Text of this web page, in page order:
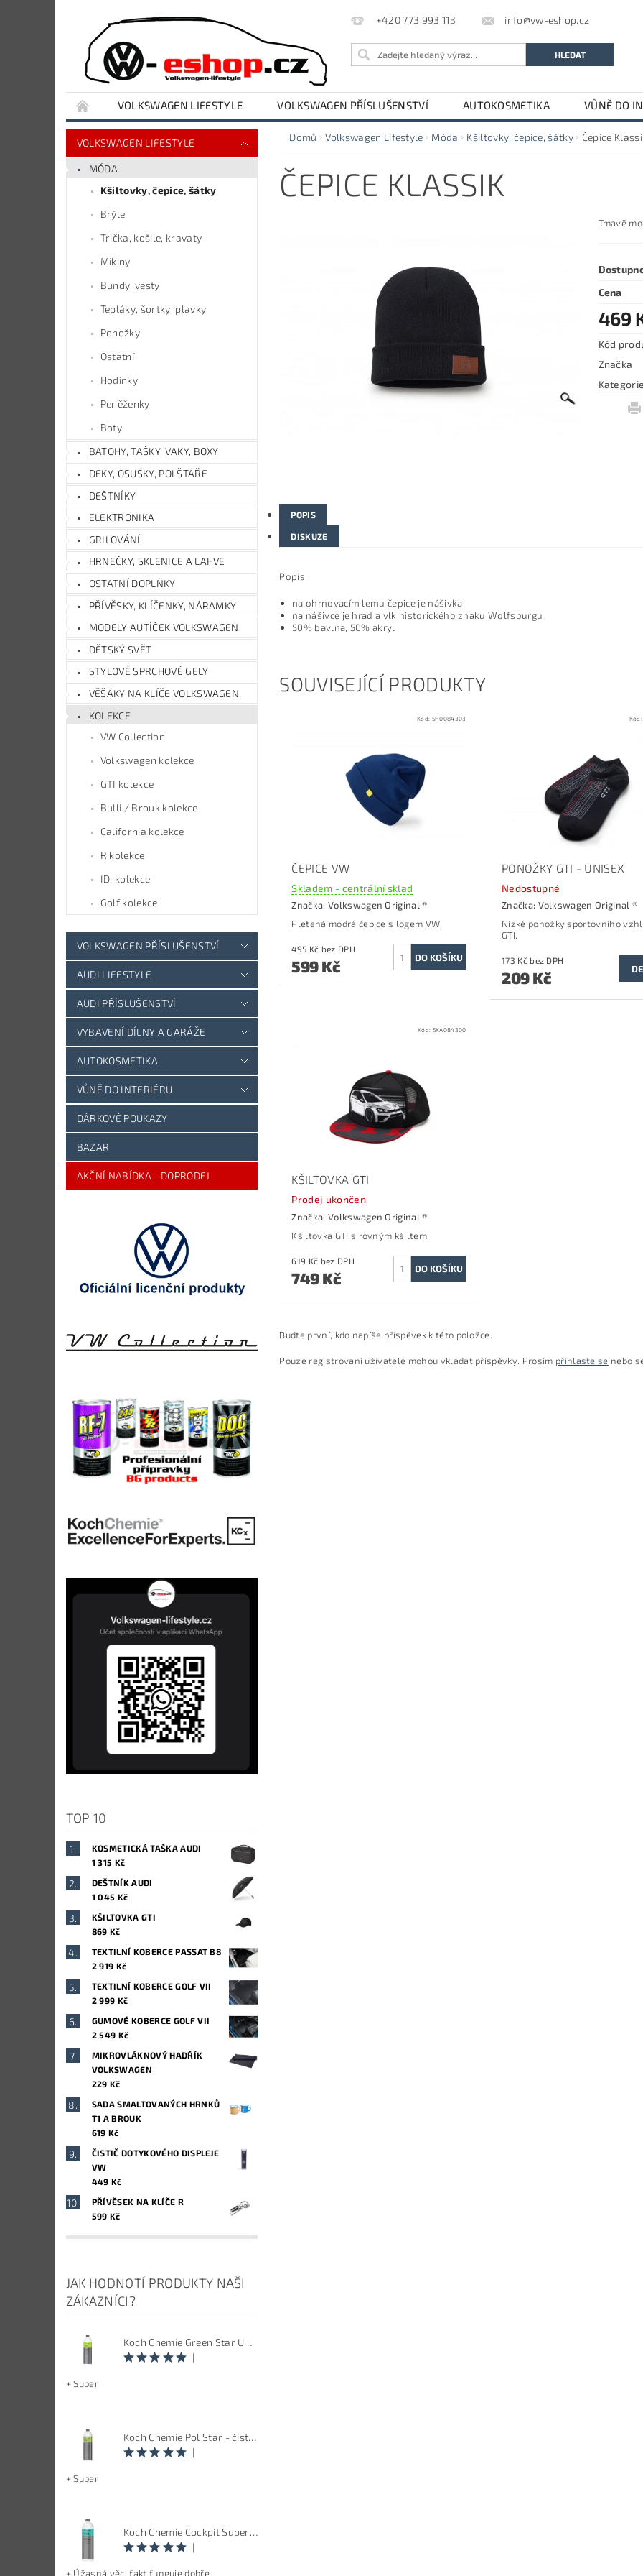
+420 773 993 113 info@vw-eshop.cz
VOLKSWAGEN LIFESTYLE VOLKSWAGEN PŘÍSLUŠENSTVÍ AUTOKOSMETIKA
VŮNĚ DO
VYBAVENÍ DÍLNY A GARÁŽE
AUDI LIFESTYLE AUDI PŘÍSLUŠENSTVÍ
VOLKSWAGEN LIFESTYLE
MÓDA
Kšiltovky, čepice, šátky
Brýle
Trička, košile, kravaty
Mikiny
Bundy, vesty
Tepláky, šortky, plavky
Ponožky
Ostatní
Hodinky
Peněženky
Boty
BATOHY, TAŠKY, VAKY, BOXY
DEKY, OSUŠKY, POLŠTÁŘE
DEŠTNÍKY
ELEKTRONIKA
GRILOVÁNÍ
HRNEČKY, SKLENICE A LAHVE
OSTATNÍ DOPLŇKY
PŘÍVĚSKY, KLÍČENKY, NÁRAMKY
MODELY AUTÍČEK VOLKSWAGEN
DĚTSKÝ SVĚT
STYLOVÉ SPRCHOVÉ GELY
VĚŠÁKY NA KLÍČE VOLKSWAGEN
KOLEKCE
VW Collection
Volkswagen kolekce
GTI kolekce
Bulli / Brouk kolekce
California kolekce
R kolekce
ID. kolekce
Golf kolekce
VOLKSWAGEN PŘÍSLUŠENSTVÍ
AUDI LIFESTYLE
AUDI PŘÍSLUŠENSTVÍ
VYBAVENÍ DÍLNY A GARÁŽE
AUTOKOSMETIKA
VŮNĚ DO INTERIÉRU
DÁRKOVÉ POUKAZY
BAZAR
AKČNÍ NABÍDKA - DOPRODEJ
TOP 10
KOSMETICKÁ TAŠKA AUDI
1 315 Kč
DEŠTNÍK AUDI
1 045 Kč
KŠILTOVKA GTI
869 Kč
TEXTILNÍ KOBERCE PASSAT B8
2 919 Kč
TEXTILNÍ KOBERCE GOLF VII
2 999 Kč
GUMOVÉ KOBERCE GOLF VII
2 549 Kč
MIKROVLÁKNOVÝ HADŘÍK
VOLKSWAGEN
229 Kč
SADA SMALTOVANÝCH HRNKŮ
T1 A BROUK
619 Kč
ČISTIČ DOTYKOVÉHO DISPLEJE
VW
449 Kč
PŘÍVĚSEK NA KLÍČE R
599 Kč
JAK HODNOTÍ PRODUKTY NAŠI
ZÁKAZNÍCI?
Koch Chemie Green Star Univerzal - Univerzální čistič
|
+ Super
Koch Chemie Pol Star - čistič kůže, textilu a alcantary, objem 1 L
|
+ Super
Koch Chemie Cockpit Super Pflege - ošetření vnitřních plastů, objem: 1 L
|
+ Úžasná věc, fakt funguje dobře
Domů Volkswagen Lifestyle Móda Kšiltovky, čepice, šátky Čepice
ČEPICE KLASSIK
Tmavě
Cena
469
Kód
Značka
Kategorie
POPIS
DISKUZE
Popis:
na ohrnovacím lemu čepice je nášivka
na nášivce je hrad a vlk historického znaku Wolfsburgu
50% bavlna, 50% akryl
SOUVISEJÍCÍ PRODUKTY
Kód: 5H0084303
ČEPICE VW
Skladem - centrální sklad
Značka: Volkswagen Original ®
Pletená modrá čepice s logem VW.
495 Kč bez DPH
599 Kč
PONOŽKY GTI - UNISEX
Nedostupné
Značka: Volkswagen Original ®
Nízké ponožky sportovního
GTI.
173 Kč bez DPH
209 Kč
Kód: 5KA084300
KŠILTOVKA GTI
Prodej ukončen
Značka: Volkswagen Original ®
Kšiltovka GTI s rovným kšiltem.
619 Kč bez DPH
749 Kč
Buďte první, kdo napíše příspěvek k této položce.
Pouze registrovaní uživatelé mohou vkládat příspěvky. Prosím přihlaste se nebo